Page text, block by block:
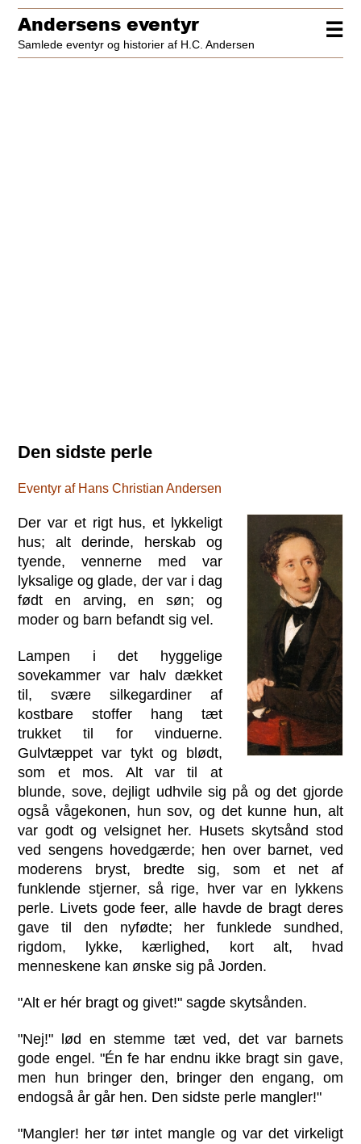
☰
Andersens eventyr
Samlede eventyr og historier af H.C. Andersen
Den sidste perle
Eventyr af Hans Christian Andersen
Der var et rigt hus, et lykkeligt
hus; alt derinde, herskab og
tyende, vennerne med var
lyksalige og glade, der var i dag
født en arving, en søn; og
moder og barn befandt sig vel.
Lampen i det hyggelige
sovekammer var halv dækket
til, svære silkegardiner af
kostbare stoffer hang tæt
trukket til for vinduerne.
Gulvtæppet var tykt og blødt,
som et mos. Alt var til at
blunde, sove, dejligt udhvile sig på og det gjorde
også vågekonen, hun sov, og det kunne hun, alt
var godt og velsignet her. Husets skytsånd stod
ved sengens hovedgærde; hen over barnet, ved
moderens bryst, bredte sig, som et net af
funklende stjerner, så rige, hver var en lykkens
perle. Livets gode feer, alle havde de bragt deres
gave til den nyfødte; her funklede sundhed,
rigdom, lykke, kærlighed, kort alt, hvad
menneskene kan ønske sig på Jorden.
"Alt er hér bragt og givet!" sagde skytsånden.
"Nej!" lød en stemme tæt ved, det var barnets
gode engel. "Én fe har endnu ikke bragt sin gave,
men hun bringer den, bringer den engang, om
endogså år går hen. Den sidste perle mangler!"
"Mangler! her tør intet mangle og var det virkeligt